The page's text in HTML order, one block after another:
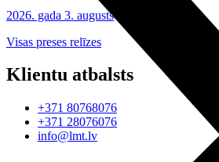
2026. gada 3. augusts
Visas preses relīzes
Klientu atbalsts
+371 80768076
+371 28076076
info@lmt.lv